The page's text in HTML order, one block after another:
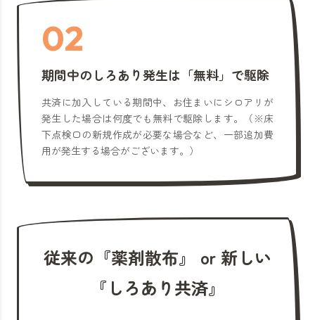
02
期間中のしろあり発生は「無料」で駆除
共済に加入している期間中、お住まいにシロアリが
発生した場合は何度でも無料で駆除します。（※床
下点検口の新規作成が必要な場合など、一部追加費
用が発生する場合がございます。）
従来の『薬剤散布』 or 新しい
『しろあり共済』